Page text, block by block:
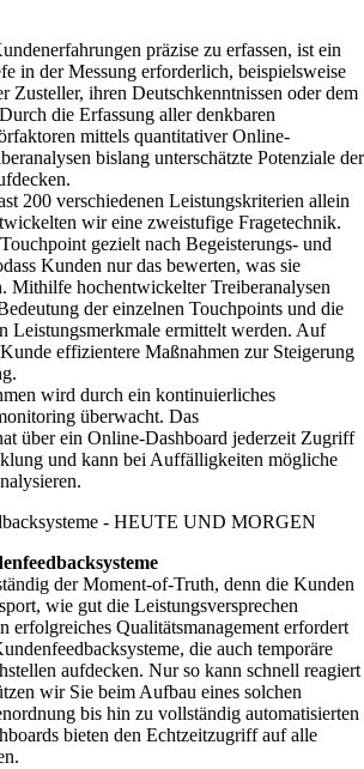
präzise zu erfassen, ist ein
in der Messung erforderlich, beispielsweise
Zusteller, ihren Deutschkenntnissen oder dem
die Erfassung aller denkbaren
mittels quantitativer Online-
bislang unterschätzte Potenziale der
200 verschiedenen Leistungskriterien allein
wir eine zweistufige Fragetechnik.
gezielt nach Begeisterungs- und
Kunden nur das bewerten, was sie
Mithilfe hochentwickelter Treiberanalysen
der einzelnen Touchpoints und die
Leistungsmerkmale ermittelt werden. Auf
effizientere Maßnahmen zur Steigerung
wird durch ein kontinuierliches
überwacht. Das
über ein Online-Dashboard jederzeit Zugriff
und kann bei Auffälligkeiten mögliche
der Moment-of-Truth, denn die Kunden
wie gut die Leistungsversprechen
erfolgreiches Qualitätsmanagement erfordert
die auch temporäre
aufdecken. Nur so kann schnell reagiert
wir Sie beim Aufbau eines solchen
bis hin zu vollständig automatisierten
bieten den Echtzeitzugriff auf alle